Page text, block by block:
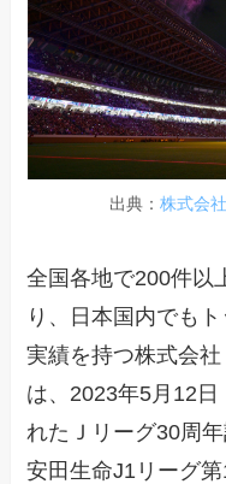
出典： 株式会
全国各地で200件以
り、日本国内でも
実績を持つ株式会
は、2023年5月12日
れたＪリーグ30周
安田生命J1リーグ